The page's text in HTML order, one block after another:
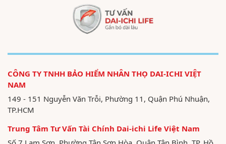
CÔNG TY TNHH BẢO HIỂM NHÂN THỌ DAI-ICHI VIỆT
NAM
149 - 151 Nguyễn Văn Trỗi, Phường 11, Quận Phú Nhuận,
TP.HCM
Trung Tâm Tư Vấn Tài Chính Dai-ichi Life Việt Nam